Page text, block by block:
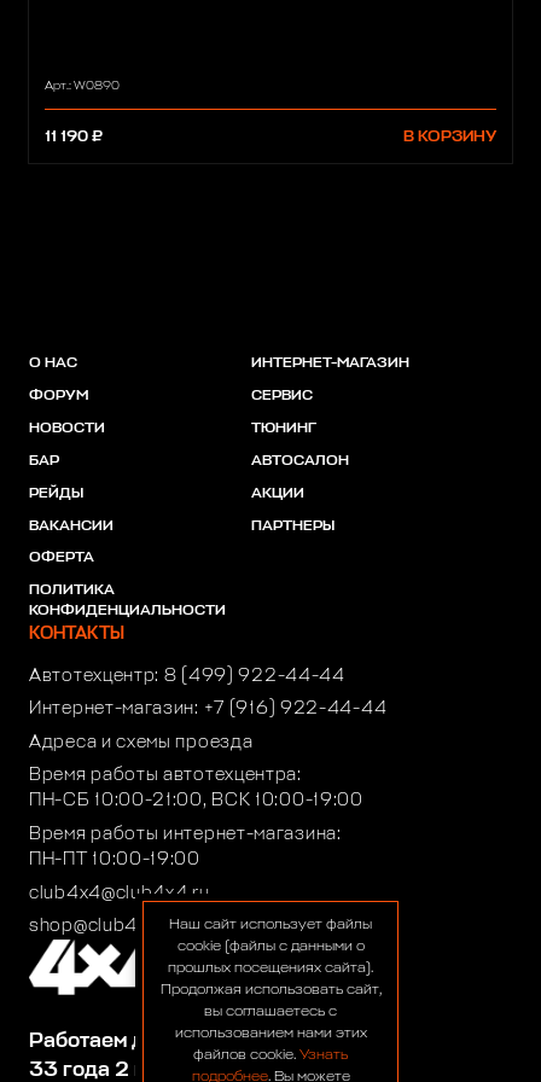
Арт.: W0890
11 190 ₽ В КОРЗИНУ
Работаем для вас:
33 года 2 месяца 26 дней
О НАС
ФОРУМ
НОВОСТИ
БАР
РЕЙДЫ
ВАКАНСИИ
ОФЕРТА
ПОЛИТИКА
КОНФИДЕНЦИАЛЬНОСТИ
ИНТЕРНЕТ-МАГАЗИН
СЕРВИС
ТЮНИНГ
АВТОСАЛОН
АКЦИИ
ПАРТНЕРЫ
КОНТАКТЫ
Автотехцентр: 8 (499) 922-44-44
Интернет-магазин: +7 (916) 922-44-44
Адреса и схемы проезда
Время работы автотехцентра:
ПН-СБ 10:00-21:00, ВСК 10:00-19:00
Время работы интернет-магазина:
ПН-ПТ 10:00-19:00
club4x4@club4x4.ru
shop@club4x4.ruНаш сайт использует файлы
cookie (файлы с данными о
прошлых посещениях сайта).
Продолжая использовать сайт,
вы соглашаетесь с
использованием нами этих
файлов cookie. Узнать
подробнее. Вы можете